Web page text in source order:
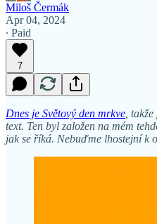
Miloš Čermák
Apr 04, 2024
∙ Paid
7
Dnes je Světový den mrkve ,
text. Ten byl založen na mém
jak se říká. Nebuďme lhostejní k